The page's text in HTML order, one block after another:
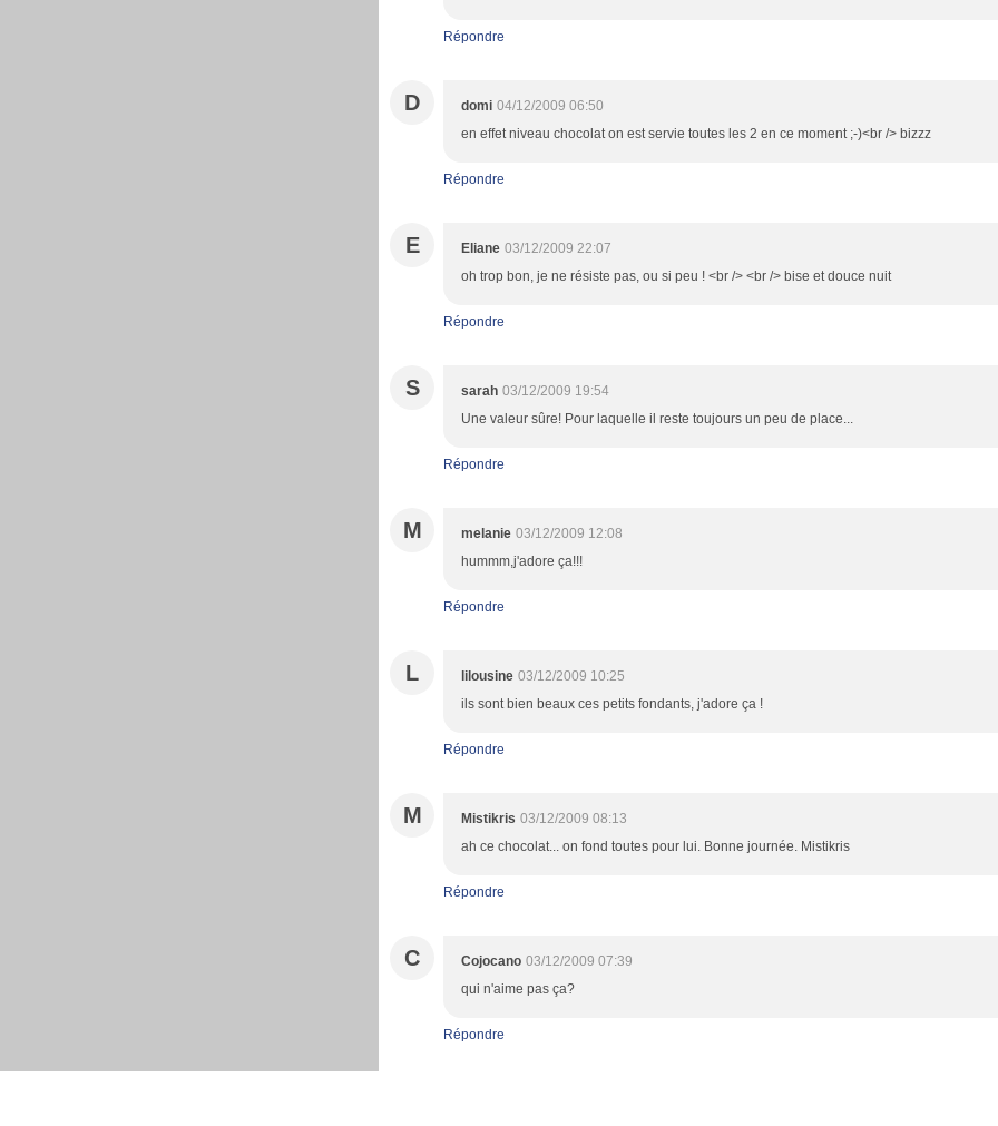
Répondre
D domi 04/12/2009 06:50
en effet niveau chocolat on est servie toutes les 2 en ce moment ;-)<br /> bizzz
Répondre
E Eliane 03/12/2009 22:07
oh trop bon, je ne résiste pas, ou si peu ! <br /> <br /> bise et douce nuit
Répondre
S sarah 03/12/2009 19:54
Une valeur sûre! Pour laquelle il reste toujours un peu de place...
Répondre
M melanie 03/12/2009 12:08
hummm,j'adore ça!!!
Répondre
L lilousine 03/12/2009 10:25
ils sont bien beaux ces petits fondants, j'adore ça !
Répondre
M Mistikris 03/12/2009 08:13
ah ce chocolat... on fond toutes pour lui. Bonne journée. Mistikris
Répondre
C Cojocano 03/12/2009 07:39
qui n'aime pas ça?
Répondre